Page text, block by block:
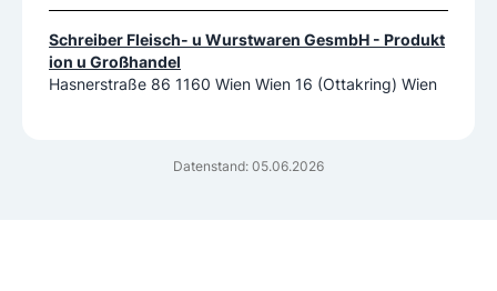
Datenstand: 05.06.2026
Schreiber Fleisch- u Wurstwaren GesmbH - Produkt
ion u Großhandel
Hasnerstraße 86 1160 Wien Wien 16 (Ottakring) Wien